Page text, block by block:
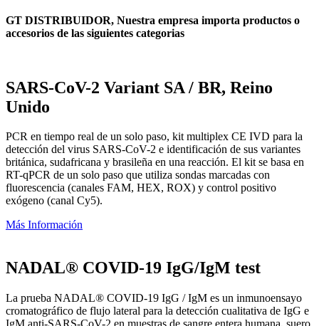
GT DISTRIBUIDOR, Nuestra empresa importa productos o
accesorios de las siguientes categorias
SARS-CoV-2 Variant SA / BR, Reino
Unido
PCR en tiempo real de un solo paso, kit multiplex CE IVD para la
detección del virus SARS-CoV-2 e identificación de sus variantes
británica, sudafricana y brasileña en una reacción. El kit se basa en
RT-qPCR de un solo paso que utiliza sondas marcadas con
fluorescencia (canales FAM, HEX, ROX) y control positivo
exógeno (canal Cy5).
Más Información
NADAL® COVID-19 IgG/IgM test
La prueba NADAL® COVID-19 IgG / IgM es un inmunoensayo
cromatográfico de flujo lateral para la detección cualitativa de IgG e